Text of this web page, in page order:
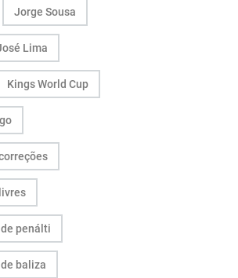
Jorge Sousa
Lima
Kings World Cup
penálti
baliza